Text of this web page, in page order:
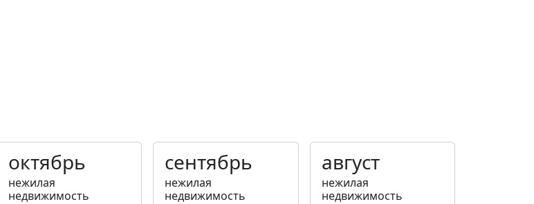
октябрь
нежилая
недвижимость
сентябрь
нежилая
недвижимость
август
нежилая
недвижимость